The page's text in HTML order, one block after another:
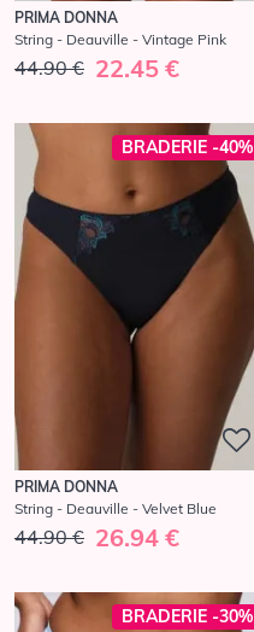
PRIMA DONNA
String - Deauville - Vintage Pink
44.90 € 22.45 €
BRADERIE -40%
PRIMA DONNA
String - Deauville - Velvet Blue
44.90 € 26.94 €
BRADERIE -30%